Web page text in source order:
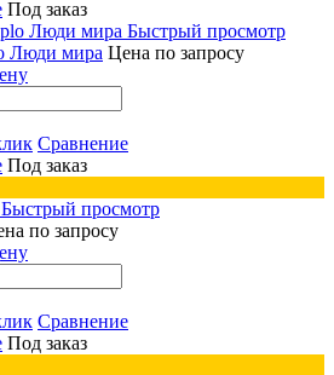
Под заказ
Быстрый просмотр
Люди мира Цена по запросу
Сравнение
Под заказ
Быстрый просмотр
по запросу
Сравнение
Под заказ